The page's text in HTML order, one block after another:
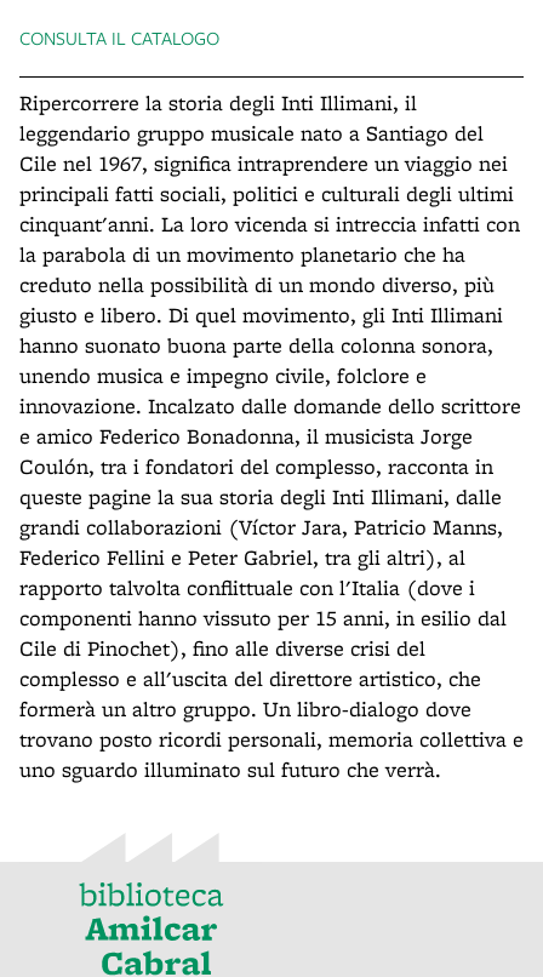
CONSULTA IL CATALOGO
Ripercorrere la storia degli Inti Illimani, il
leggendario gruppo musicale nato a Santiago del
Cile nel 1967, significa intraprendere un viaggio nei
principali fatti sociali, politici e culturali degli ultimi
cinquant'anni. La loro vicenda si intreccia infatti con
la parabola di un movimento planetario che ha
creduto nella possibilità di un mondo diverso, più
giusto e libero. Di quel movimento, gli Inti Illimani
hanno suonato buona parte della colonna sonora,
unendo musica e impegno civile, folclore e
innovazione. Incalzato dalle domande dello scrittore
e amico Federico Bonadonna, il musicista Jorge
Coulón, tra i fondatori del complesso, racconta in
queste pagine la sua storia degli Inti Illimani, dalle
grandi collaborazioni (Víctor Jara, Patricio Manns,
Federico Fellini e Peter Gabriel, tra gli altri), al
rapporto talvolta conflittuale con l'Italia (dove i
componenti hanno vissuto per 15 anni, in esilio dal
Cile di Pinochet), fino alle diverse crisi del
complesso e all'uscita del direttore artistico, che
formerà un altro gruppo. Un libro-dialogo dove
trovano posto ricordi personali, memoria collettiva e
uno sguardo illuminato sul futuro che verrà.